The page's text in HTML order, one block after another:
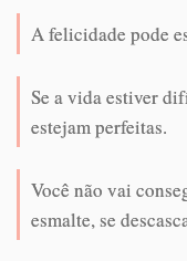
A felicidade pode
Se a vida estiver
estejam perfeitas.
Você não vai
esmalte, se